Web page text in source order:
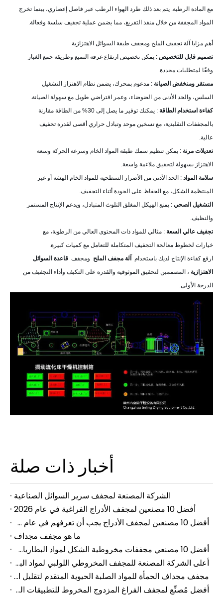
مع المادة الرطبة. يتم بعد ذلك طرد الهواء الرطب عبر فاصل إعصاري، بينما تخرج
المواد المجففة من خلال منفذ التفريغ، مما يضمن عملية تجفيف سلسة وفعالة.
أهم مزايا آلة تجفيف الملح ومجفف طبقة السوائل الاهتزازية
تصميم قابل للتخصيص : يمكن تخصيص ارتفاع غرفة التميع وطريقة جمع الغبار
وفقًا لمتطلبات محددة.
مستقر ومنخفض الصيانة : مدعوم بمحرك، يضمن نظام الاهتزاز التشغيل
السلس، والحد الأدنى من الضوضاء، وعمر افتراضي طويل مع سهولة الصيانة.
كفاءة استخدام الطاقة
: يمكنك توفير ما يصل إلى 30% من الطاقة مقارنة
بالمجففات التقليدية، مع تسخين موحد وتبادل حراري أقصى لقدرة تجفيف
عالية.
تعديلات مرنة : يمكن تنظيم سمك طبقة المواد الخام وسرعة الحركة وسعة
الاهتزاز بسهولة لتحقيق ملاءمة واسعة.
سلامة المواد : الحد الأدنى من الأضرار السطحية للمواد الخام الهشة أو غير
المنتظمة الشكل، مع الحفاظ على الجودة أثناء التجفيف.
التشغيل الصحي : يمنع الهيكل المغلق التلوث المتبادل، ويدعم الإنتاج المستمر
والنظيف.
تجفيف عالي السعة : مثالي للمواد ذات المحتوى العالي من الرطوبة، مع
خيارات لخطوط معالجة التجفيف المتكاملة للتعامل مع كميات كبيرة.
ارفع كفاءة الإنتاج لديك باستخدام آلة مجفف الملح ومجفف قاعدة السوائل
الاهتزازية ، المصممين لتحقيق الموثوقية والقدرة على التكيف وأداء التجفيف من
الدرجة الأولى.
أخبار ذات صلة
الشركة المصنعة لمجفف سرير السوائل الصناعية
أفضل 10 مصنعين لمجفف الأدراج الفراغية في عام 2026
أفضل 10 مصنعين لمجفف الأدراج يجب أن تعرفهم في عام 2026
ما هو مجفف مجداف
أفضل 10 مصنعي مجففات مخروطية الشكل لمواد البطاريات يجب أن تعرفها
أعلى الشركة المصنعة للمجفف المخروطي اللولبي لمواد البطارية لمعالجة مسحوق بطارية الليثيوم
مجفف مجداف الحمأة للمواد الصلبة الحيوية المتقدم لتقليل النفايات بكفاءة واستعادة الموارد
أفضل مُصنِّع لمجفف الفراغ المزدوج المخروط للتطبيقات الصناعية